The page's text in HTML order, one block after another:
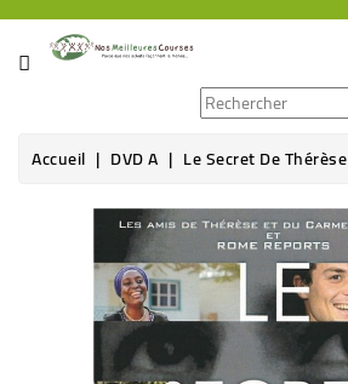
CATÉGORIE
ÉPICERIE
BOISSON
Accueil DVD A
Le Secret De Thérèse
Rupture de stock